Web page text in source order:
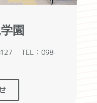
園
TEL：098-